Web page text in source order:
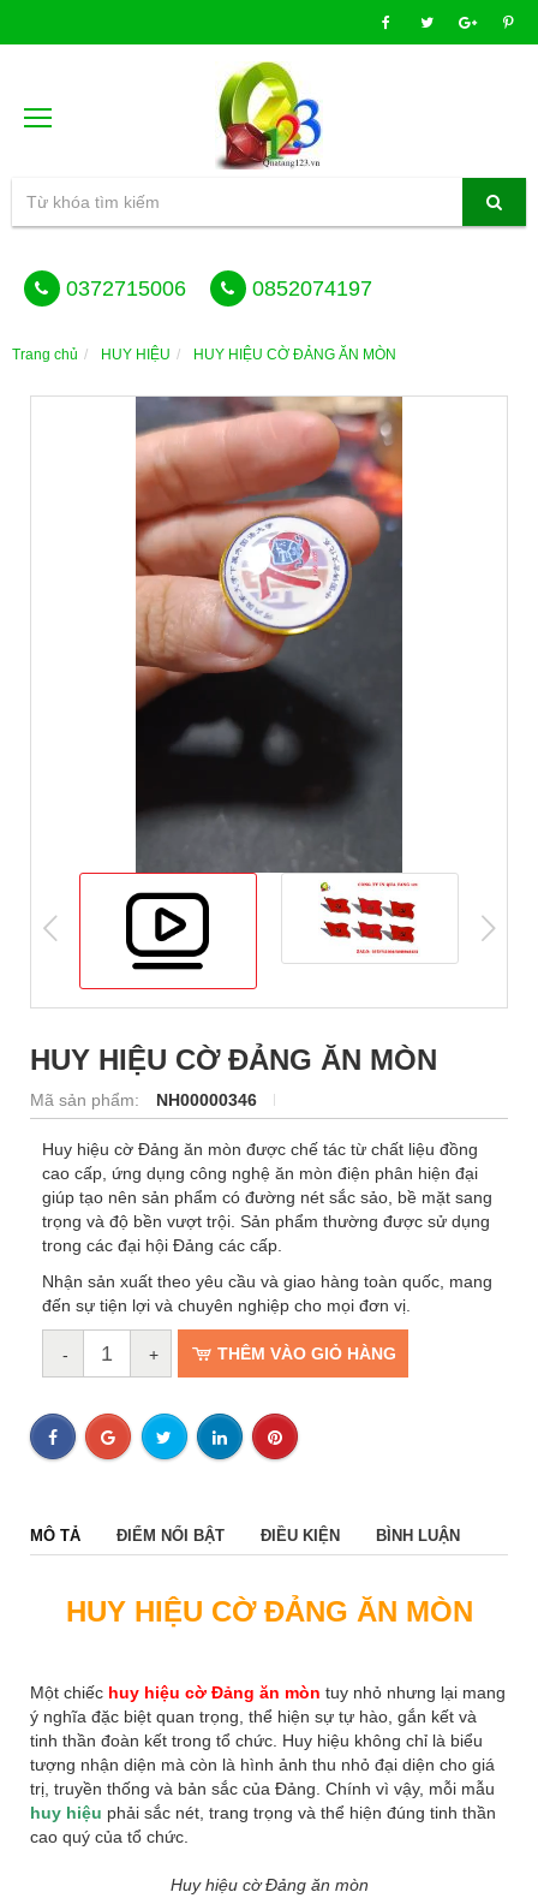
0372715006 0852074197
Trang chủ HUY HIỆU HUY HIỆU CỜ ĐẢNG ĂN MÒN
HUY HIỆU CỜ ĐẢNG ĂN MÒN
Mã sản phẩm: NH00000346
Huy hiệu cờ Đảng ăn mòn được chế tác từ chất liệu đồng
cao cấp, ứng dụng công nghệ ăn mòn điện phân hiện đại
giúp tạo nên sản phẩm có đường nét sắc sảo, bề mặt sang
trọng và độ bền vượt trội. Sản phẩm thường được sử dụng
trong các đại hội Đảng các cấp.
Nhận sản xuất theo yêu cầu và giao hàng toàn quốc, mang
đến sự tiện lợi và chuyên nghiệp cho mọi đơn vị.
- + THÊM VÀO GIỎ HÀNG
MÔ TẢ ĐIỂM NỔI BẬT ĐIỀU KIỆN BÌNH LUẬN
HUY HIỆU CỜ ĐẢNG ĂN MÒN
Một chiếc huy hiệu cờ Đảng ăn mòn tuy nhỏ nhưng lại mang
ý nghĩa đặc biệt quan trọng, thể hiện sự tự hào, gắn kết và
tinh thần đoàn kết trong tổ chức. Huy hiệu không chỉ là biểu
tượng nhận diện mà còn là hình ảnh thu nhỏ đại diện cho giá
trị, truyền thống và bản sắc của Đảng. Chính vì vậy, mỗi mẫu
huy hiệu phải sắc nét, trang trọng và thể hiện đúng tinh thần
cao quý của tổ chức.
Huy hiệu cờ Đảng ăn mòn